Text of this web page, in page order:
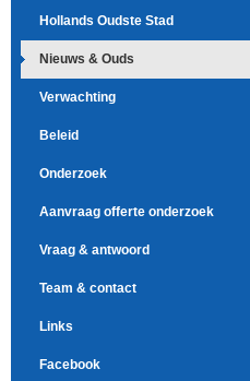
Hollands Oudste Stad
Nieuws & Ouds
Verwachting
Beleid
Onderzoek
Aanvraag offerte onderzoek
Vraag & antwoord
Team & contact
Links
Facebook